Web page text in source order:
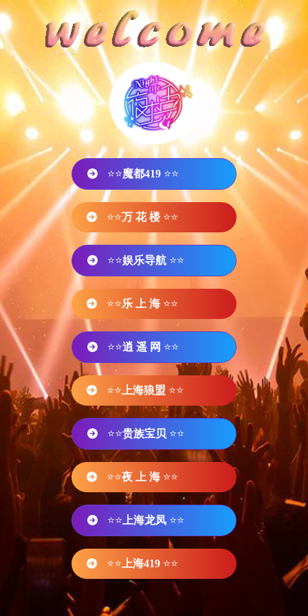
⭐⭐魔都419 ⭐⭐
⭐⭐万 花 楼 ⭐⭐
⭐⭐娱乐导航 ⭐⭐
⭐⭐乐 上 海 ⭐⭐
⭐⭐逍 遥 网 ⭐⭐
⭐⭐ 上海狼盟 ⭐⭐
⭐⭐贵族宝贝 ⭐⭐
⭐⭐夜 上 海 ⭐⭐
⭐⭐ 上海龙凤 ⭐⭐
⭐⭐ 上海419 ⭐⭐